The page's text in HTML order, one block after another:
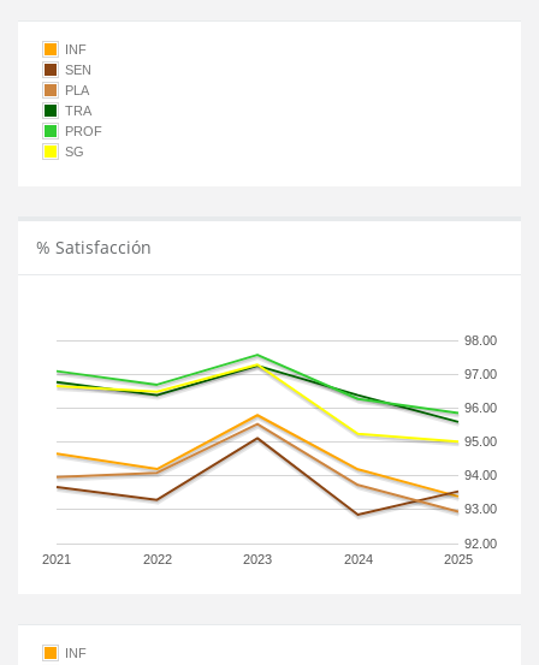
INF
SEN
PLA
TRA
PROF
SG
% Satisfacción
2021 2022 2023 2024 2025
92.00
93.00
94.00
95.00
96.00
97.00
98.00
INF